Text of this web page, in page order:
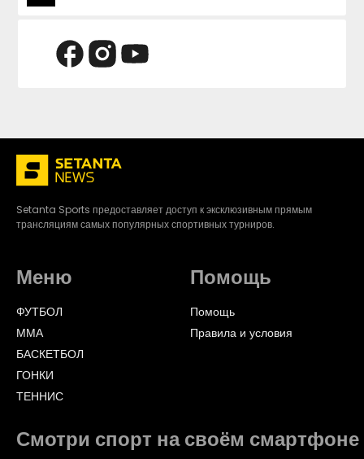
Setanta Sports предоставляет доступ к эксклюзивным прямым
трансляциям самых популярных спортивных турниров.
Меню
ФУТБОЛ
ММА
БАСКЕТБОЛ
ГОНКИ
ТЕННИС
Помощь
Помощь
Правила и условия
Смотри спорт на своём смартфоне